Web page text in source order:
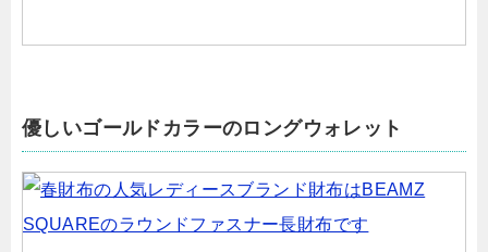
優しいゴールドカラーのロングウォレット